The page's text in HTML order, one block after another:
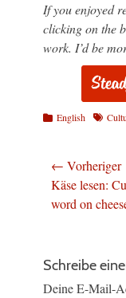
If you enjoyed
clicking on the
work. I’d be
Kategorien
English
← Vorheriger
Vorheriger
Beitrag:
Käse lesen:
word on
Schreibe
Deine E-Mail-